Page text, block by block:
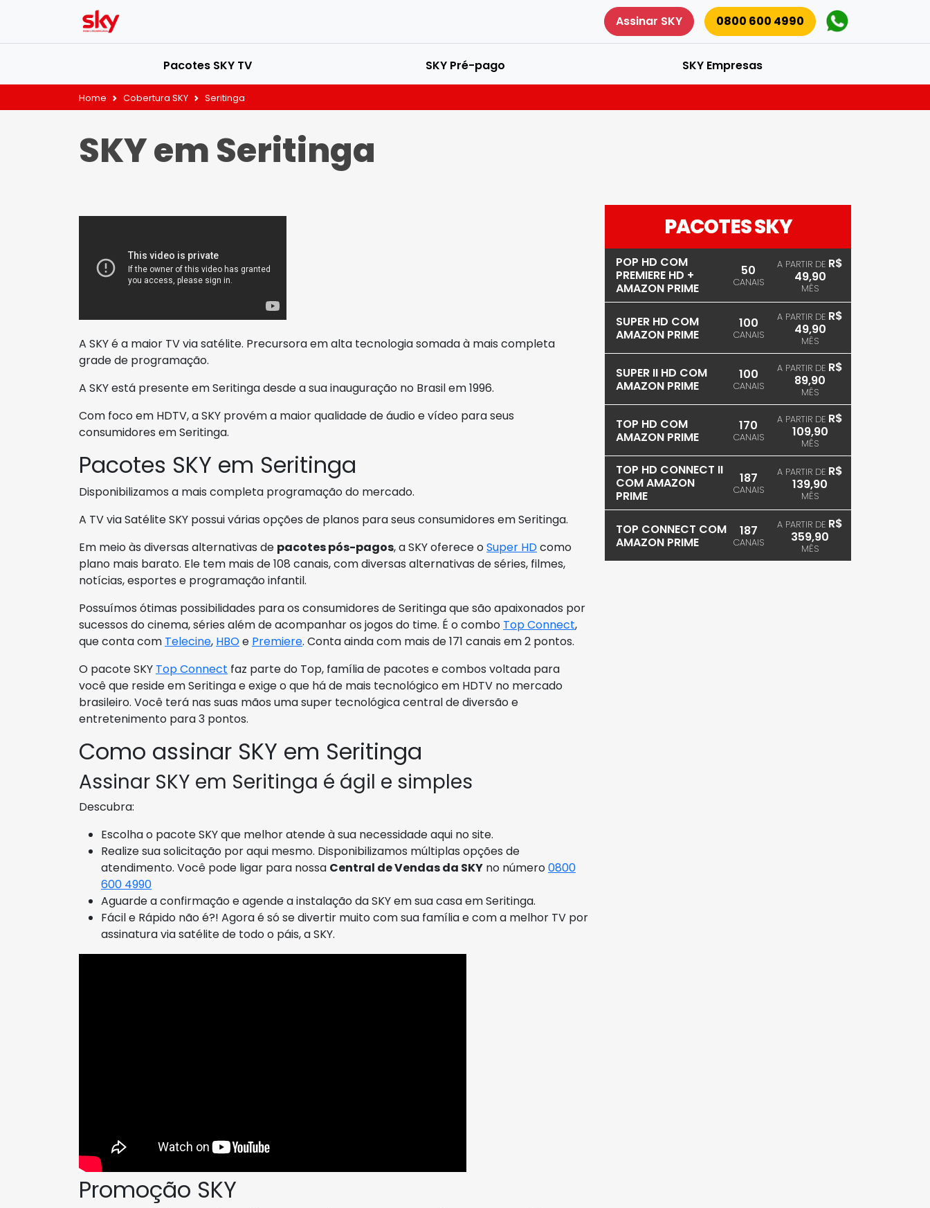
Assinar SKY 0800 600 4990
Pacotes SKY TV SKY Pré-pago SKY Empresas
Home Cobertura SKY Seritinga
SKY em Seritinga
A SKY é a maior TV via satélite. Precursora em alta tecnologia somada à mais completa
grade de programação.
A SKY está presente em Seritinga desde a sua inauguração no Brasil em 1996.
Com foco em HDTV, a SKY provém a maior qualidade de áudio e vídeo para seus
consumidores em Seritinga.
Pacotes SKY em Seritinga
Disponibilizamos a mais completa programação do mercado.
A TV via Satélite SKY possui várias opções de planos para seus consumidores em Seritinga.
Em meio às diversas alternativas de pacotes pós-pagos, a SKY oferece oSuper HDcomo
plano mais barato. Ele tem mais de 108 canais, com diversas alternativas de séries, filmes,
notícias, esportes e programação infantil.
Possuímos ótimas possibilidades para os consumidores de Seritinga que são apaixonados por
sucessos do cinema, séries além de acompanhar os jogos do time. É o combo Top Connect,
que conta com Telecine, HBOe Premiere. Conta ainda com mais de 171 canais em 2 pontos.
O pacote SKY Top Connect faz parte do Top, família de pacotes e combos voltada para
você que reside em Seritinga e exige o que há de mais tecnológico em HDTV no mercado
brasileiro. Você terá nas suas mãos uma super tecnológica central de diversão e
entretenimento para 3 pontos.
Como assinar SKY em Seritinga
Assinar SKY em Seritinga é ágil e simples
Descubra:
Escolha o pacote SKY que melhor atende à sua necessidade aqui no site.
Realize sua solicitação por aqui mesmo. Disponibilizamos múltiplas opções de
atendimento. Você pode ligar para nossa Central de Vendas da SKY no número0800
600 4990
Aguarde a confirmação e agende a instalação da SKY em sua casa em Seritinga.
Fácil e Rápido não é?! Agora é só se divertir muito com sua família e com a melhor TV por
assinatura via satélite de todo o páis, a SKY.
Promoção SKY
PACOTES SKY
POP HD COM
PREMIERE HD +
AMAZON PRIME
50
CANAIS
A PARTIR DE R$
49,90
MÊS
SUPER HD COM
AMAZON PRIME
100
CANAIS
A PARTIR DE R$
49,90
MÊS
SUPER II HD COM
AMAZON PRIME
100
CANAIS
A PARTIR DE R$
89,90
MÊS
TOP HD COM
AMAZON PRIME
170
CANAIS
A PARTIR DE R$
109,90
MÊS
TOP HD CONNECT II
COM AMAZON
PRIME
187
CANAIS
A PARTIR DE R$
139,90
MÊS
TOP CONNECT COM
AMAZON PRIME
187
CANAIS
A PARTIR DE R$
359,90
MÊS